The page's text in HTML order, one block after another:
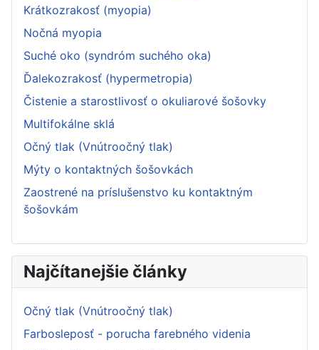
Krátkozrakosť (myopia)
Nočná myopia
Suché oko (syndróm suchého oka)
Ďalekozrakosť (hypermetropia)
Čistenie a starostlivosť o okuliarové šošovky
Multifokálne sklá
Očný tlak (Vnútroočný tlak)
Mýty o kontaktných šošovkách
Zaostrené na príslušenstvo ku kontaktným
šošovkám
Najčítanejšie články
Očný tlak (Vnútroočný tlak)
Farbosleposť - porucha farebného videnia